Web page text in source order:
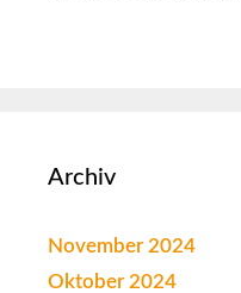
Archiv
November 2024
Oktober 2024